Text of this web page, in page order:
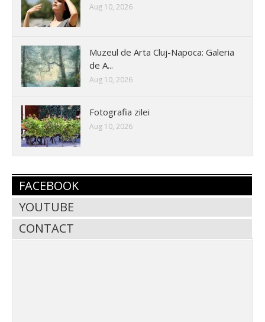
Aug 10, 2026
Muzeul de Arta Cluj-Napoca: Galeria
de A...
Aug 10, 2026
Fotografia zilei
Aug 10, 2026
FACEBOOK
YOUTUBE
CONTACT